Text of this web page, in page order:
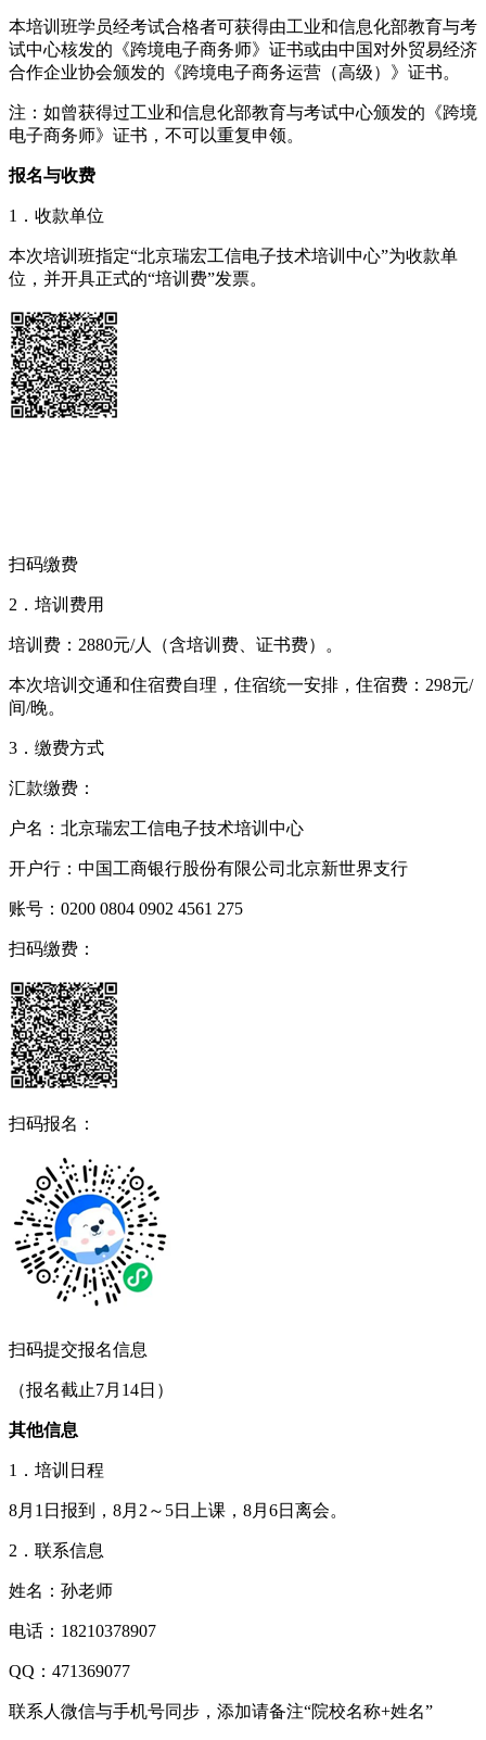
本培训班学员经考试合格者可获得由工业和信息化部教育与考
试中心核发的《跨境电子商务师》证书或由中国对外贸易经济
合作企业协会颁发的《跨境电子商务运营（高级）》证书。
注：如曾获得过工业和信息化部教育与考试中心颁发的《跨境
电子商务师》证书，不可以重复申领。
报名与收费
1．收款单位
本次培训班指定“北京瑞宏工信电子技术培训中心”为收款单
位，并开具正式的“培训费”发票。
扫码缴费
2．培训费用
培训费：2880元/人（含培训费、证书费）。
本次培训交通和住宿费自理，住宿统一安排，住宿费：298元/
间/晚。
3．缴费方式
汇款缴费：
户名：北京瑞宏工信电子技术培训中心
开户行：中国工商银行股份有限公司北京新世界支行
账号：0200 0804 0902 4561 275
扫码缴费：
扫码报名：
扫码提交报名信息
（报名截止7月14日）
其他信息
1．培训日程
8月1日报到，8月2～5日上课，8月6日离会。
2．联系信息
姓名：孙老师
电话：18210378907
QQ：471369077
联系人微信与手机号同步，添加请备注“院校名称+姓名”